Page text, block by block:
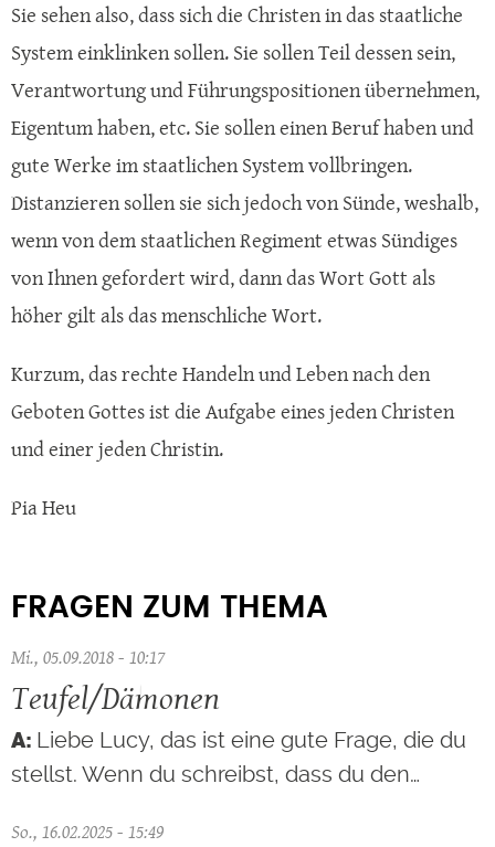
Sie sehen also, dass sich die Christen in das staatliche
System einklinken sollen. Sie sollen Teil dessen sein,
Verantwortung und Führungspositionen übernehmen,
Eigentum haben, etc. Sie sollen einen Beruf haben und
gute Werke im staatlichen System vollbringen.
Distanzieren sollen sie sich jedoch von Sünde, weshalb,
wenn von dem staatlichen Regiment etwas Sündiges
von Ihnen gefordert wird, dann das Wort Gott als
höher gilt als das menschliche Wort.
Kurzum, das rechte Handeln und Leben nach den
Geboten Gottes ist die Aufgabe eines jeden Christen
und einer jeden Christin.
Pia Heu
FRAGEN ZUM THEMA
Mi., 05.09.2018 - 10:17
Teufel/Dämonen
Liebe Lucy, das ist eine gute Frage, die du
stellst. Wenn du schreibst, dass du den…
So., 16.02.2025 - 15:49